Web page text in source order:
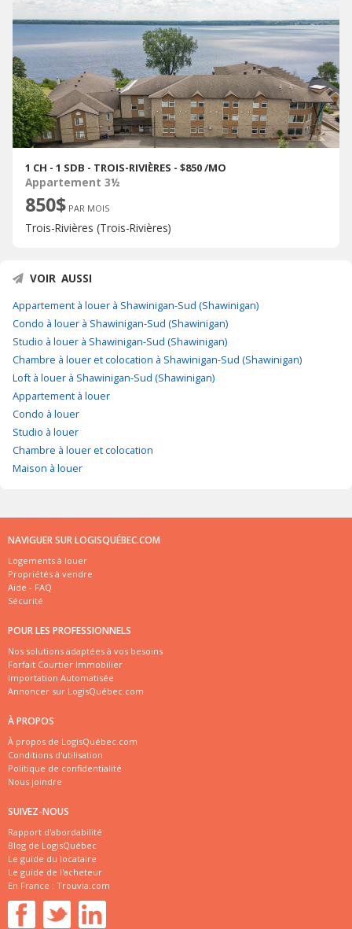
1 CH - 1 SDB - TROIS-RIVIÈRES - $850 /MO
Appartement 3½
850$ PAR MOIS
Trois-Rivières (Trois-Rivières)
VOIR AUSSI
Appartement à louer à Shawinigan-Sud (Shawinigan)
Condo à louer à Shawinigan-Sud (Shawinigan)
Studio à louer à Shawinigan-Sud (Shawinigan)
Chambre à louer et colocation à Shawinigan-Sud (Shawinigan)
Loft à louer à Shawinigan-Sud (Shawinigan)
Appartement à louer
Condo à louer
Studio à louer
Chambre à louer et colocation
Maison à louer
NAVIGUER SUR LOGISQUÉBEC.COM
Logements à louer
Propriétés à vendre
Aide - FAQ
Sécurité
POUR LES PROFESSIONNELS
Nos solutions adaptées à vos besoins
Forfait Courtier Immobilier
Importation Automatisée
Annoncer sur LogisQuébec.com
À PROPOS
À propos de LogisQuébec.com
Conditions d'utilisation
Politique de confidentialité
Nous joindre
SUIVEZ-NOUS
Rapport d'abordabilité
Blog de LogisQuébec
Le guide du locataire
Le guide de l'acheteur
En France : Trouvia.com